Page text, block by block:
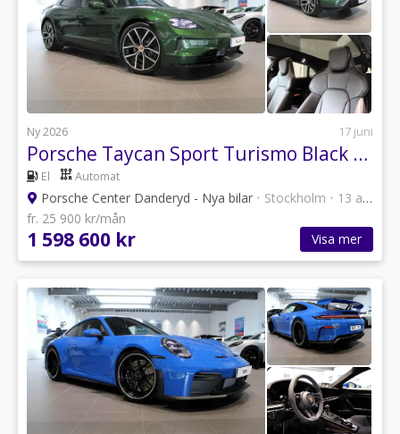
Ny 2026 17 juni
Porsche Taycan Sport Turismo Black Edition
El Automat
Porsche Center Danderyd - Nya bilar • Stockholm • 13 annonser
fr. 25 900 kr/mån
1 598 600 kr Visa mer